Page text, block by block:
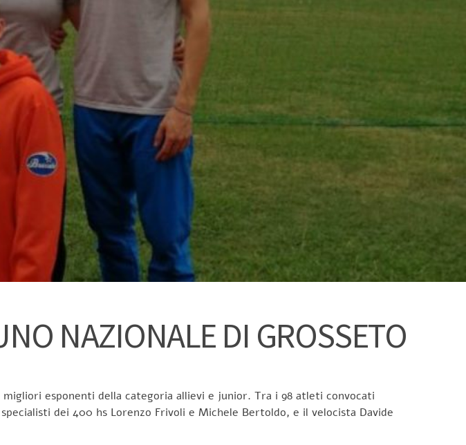
NAZIONALE DI GROSSETO
esponenti della categoria allievi e junior. Tra i 98 atleti convocati
dei 400 hs Lorenzo Frivoli e Michele Bertoldo, e il velocista Davide